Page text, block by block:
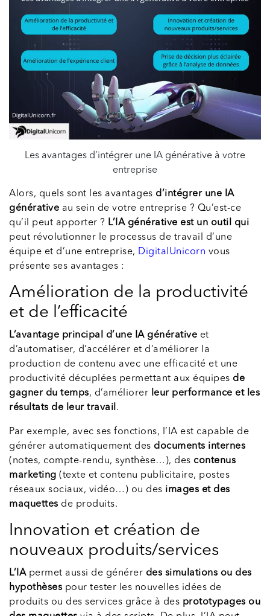
Les avantages d’intégrer une IA générative à votre
entreprise
Alors, quels sont les avantages d’intégrer une IA
générative au sein de votre entreprise ? Qu’est-ce
qu’il peut apporter ? L’IA générative est un outil qui
peut révolutionner le processus de travail d’une
équipe et d’une entreprise, DigitalUnicorn vous
présente ses avantages :
Amélioration de la productivité
et de l’efficacité
L’avantage principal d’une IA générative et
d’automatiser, d’accélérer et d’améliorer la
production de contenu avec une efficacité et une
productivité décuplées permettant aux équipes de
gagner du temps, d’améliorer
leur performance et les
résultats de leur travail .
Par exemple, avec ses fonctions, l’IA est capable de
générer automatiquement des documents internes
(notes, compte-rendu, synthèse…), des contenus
marketing (texte et contenu publicitaire, postes
réseaux sociaux, vidéo…) ou des images et des
maquettes de produits.
Innovation et création de
nouveaux produits/services
L’IApermet aussi de générer des simulations ou des
hypothèses pour tester les nouvelles idées de
produits ou des services grâce à des prototypages ou